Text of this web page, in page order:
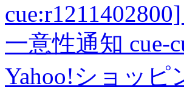
一意性通知 cue-
Yahoo!ショッ